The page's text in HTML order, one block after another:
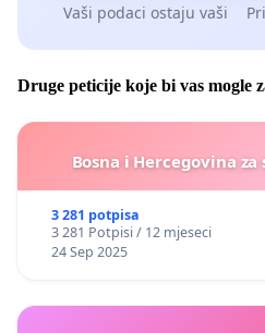
Vaši podaci ostaju vaši
Druge peticije koje bi vas mogle
Bosna i Hercegovina
3 281 potpisa
3 281 Potpisi / 12 mjeseci
24 Sep 2025